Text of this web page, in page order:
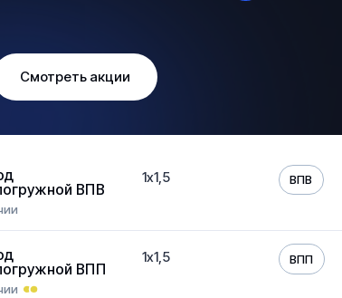
Смотреть акции
ВПВ
1х1,5 ВПВ
ВПП
1х1,5 ВПП